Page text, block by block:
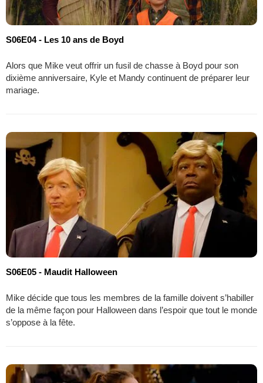
S06E04 - Les 10 ans de Boyd
Alors que Mike veut offrir un fusil de chasse à Boyd pour son
dixième anniversaire, Kyle et Mandy continuent de préparer leur
mariage.
S06E05 - Maudit Halloween
Mike décide que tous les membres de la famille doivent s’habiller
de la même façon pour Halloween dans l’espoir que tout le monde
s’oppose à la fête.